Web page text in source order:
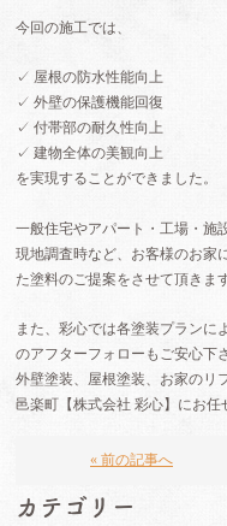
今回の施工では、
✓ 屋根の防水性能向上
✓ 外壁の保護機能回復
✓ 付帯部の耐久性向上
✓ 建物全体の美観向上
を実現することができました。
一般住宅やアパート・工場・施
現地調査時など、お客様のお家
た塗料のご提案をさせて頂きま
また、彩心では各塗装プランに
のアフターフォローもご安心下
外壁塗装、屋根塗装、お家のリ
邑楽町【株式会社 彩心】にお任
« 前の記事へ
カテゴリー